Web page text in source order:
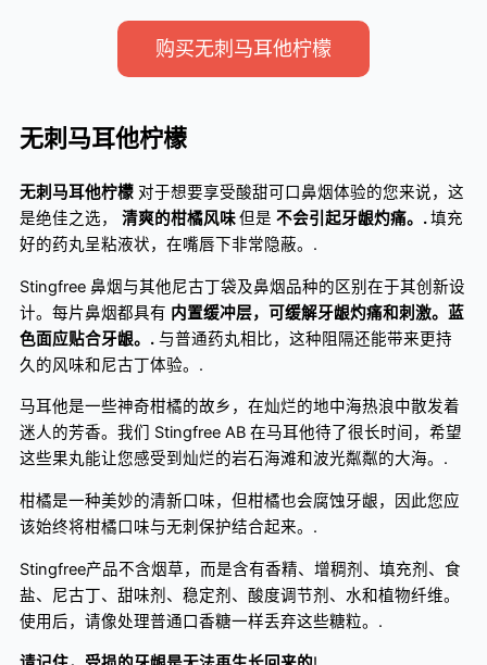
购买无刺马耳他柠檬
无刺马耳他柠檬
无刺马耳他柠檬 对于想要享受酸甜可口鼻烟体验的您来说，这
是绝佳之选， 清爽的柑橘风味但是 不会引起牙龈灼痛。.填充
好的药丸呈粘液状，在嘴唇下非常隐蔽。.
Stingfree 鼻烟与其他尼古丁袋及鼻烟品种的区别在于其创新设
计。每片鼻烟都具有 内置缓冲层，可缓解牙龈灼痛和刺激。蓝
色面应贴合牙龈。. 与普通药丸相比，这种阻隔还能带来更持
久的风味和尼古丁体验。.
马耳他是一些神奇柑橘的故乡，在灿烂的地中海热浪中散发着
迷人的芳香。我们 Stingfree AB 在马耳他待了很长时间，希望
这些果丸能让您感受到灿烂的岩石海滩和波光粼粼的大海。.
柑橘是一种美妙的清新口味，但柑橘也会腐蚀牙龈，因此您应
该始终将柑橘口味与无刺保护结合起来。.
Stingfree产品不含烟草，而是含有香精、增稠剂、填充剂、食
盐、尼古丁、甜味剂、稳定剂、酸度调节剂、水和植物纤维。
使用后，请像处理普通口香糖一样丢弃这些糖粒。.